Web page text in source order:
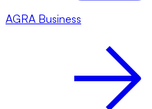
AGRA Business